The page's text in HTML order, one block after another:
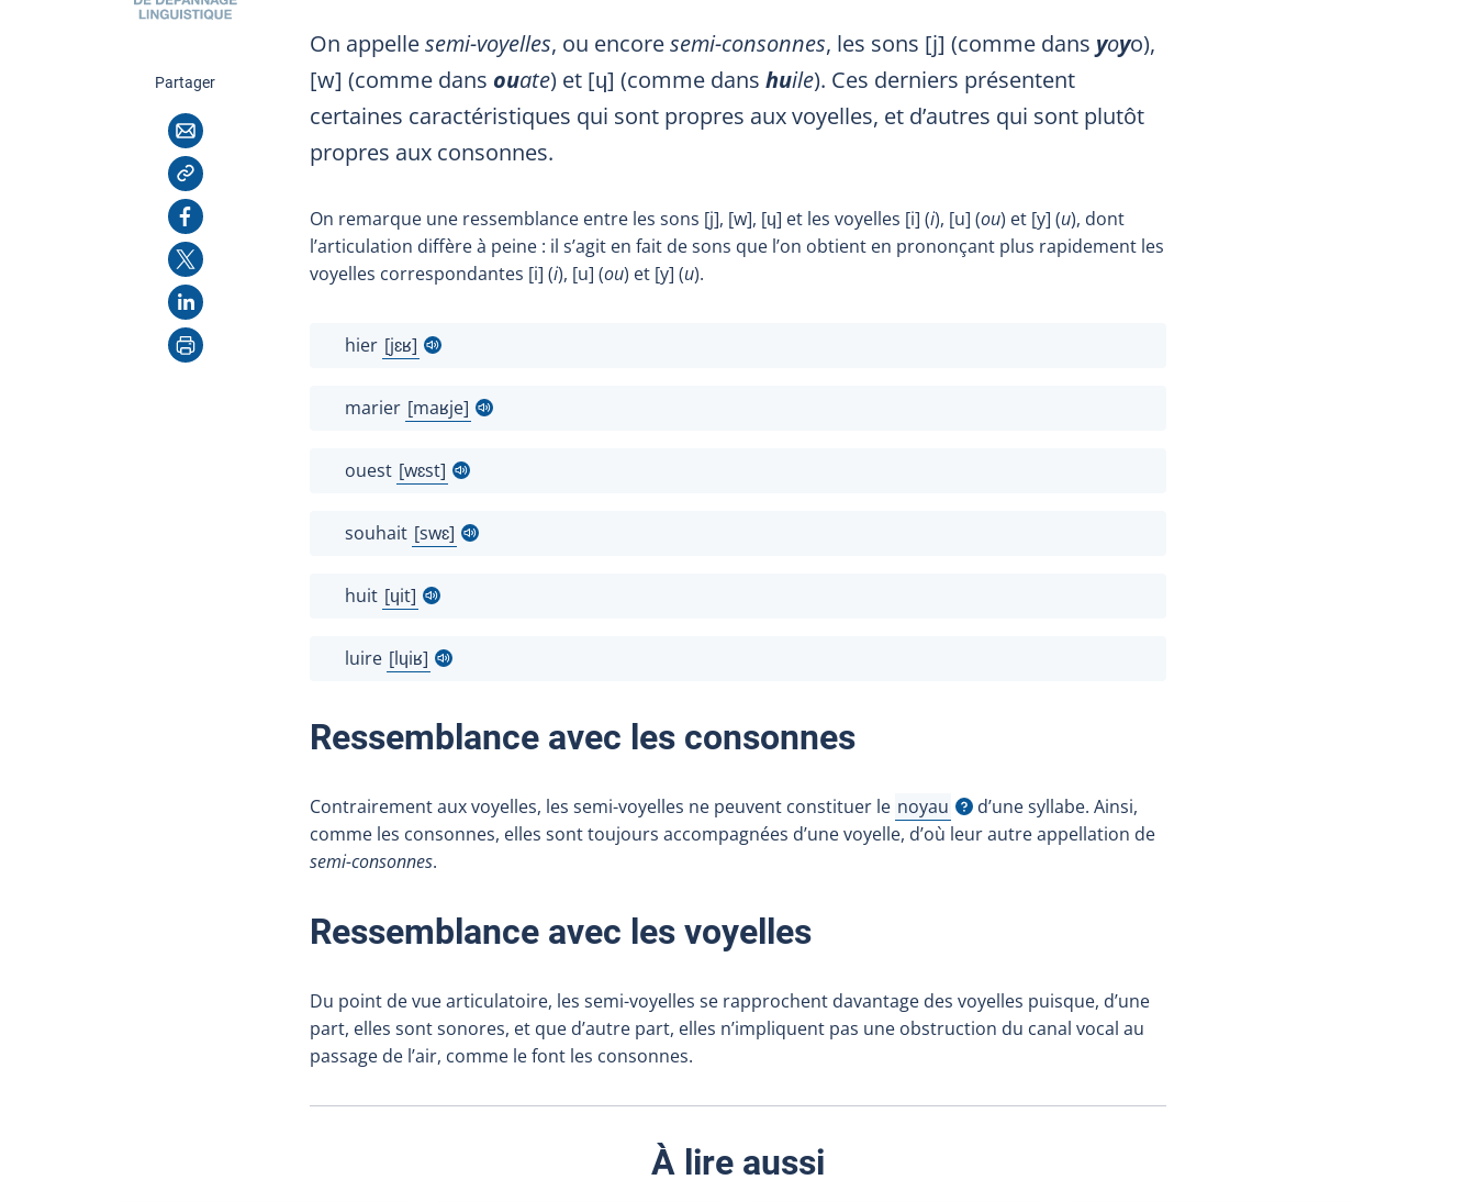
Partagercette page
Courriel
Copier l'adresse
Facebook
X
LinkedIn
Imprimer
On appellesemi-voyelles, ou encoresemi-consonnes, les sons [j] (comme dans yoyo),
[w] (comme dans ouate) et [ɥ] (comme dans huile). Ces derniers présentent
certaines caractéristiques qui sont propres aux voyelles, et d’autres qui sont plutôt
propres aux consonnes.
On remarque une ressemblance entre les sons [j], [w], [ɥ] et les voyelles [i] (i), [u] (ou) et [y] (u), dont
l’articulation diffère à peine : il s’agit en fait de sons que l’on obtient en prononçant plus rapidement les
voyelles correspondantes [i] (i), [u] (ou) et [y] (u).
hier jɛʁ
Afficher l'infobulle
marier maʁje
Afficher l'infobulle
ouest wɛst
Afficher l'infobulle
souhait swɛ
Afficher l'infobulle
huit ɥit
Afficher l'infobulle
luire lɥiʁ
Afficher l'infobulle
Ressemblance avec les consonnes
Contrairement aux voyelles, les semi-voyelles ne peuvent constituer le noyau
Afficher l'infobulled’une syllabe. Ainsi,
comme les consonnes, elles sont toujours accompagnées d’une voyelle, d’où leur autre appellation de
semi-consonnes.
Ressemblance avec les voyelles
Du point de vue articulatoire, les semi-voyelles se rapprochent davantage des voyelles puisque, d’une
part, elles sont sonores, et que d’autre part, elles n’impliquent pas une obstruction du canal vocal au
passage de l’air, comme le font les consonnes.
À lire aussi